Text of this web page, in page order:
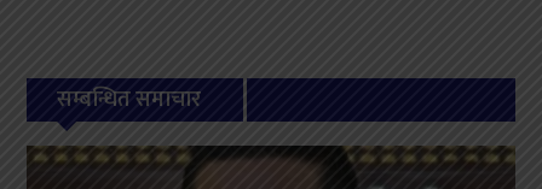
सम्बन्धित समाचार